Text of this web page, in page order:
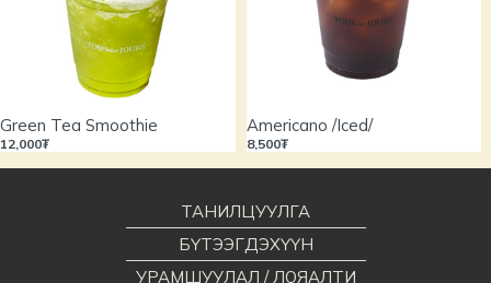
Green Tea Smoothie
12,000₮
Americano /Iced/
8,500₮
ТАНИЛЦУУЛГА
БҮТЭЭГДЭХҮҮН
УРАМШУУЛАЛ / ЛОЯАЛТИ